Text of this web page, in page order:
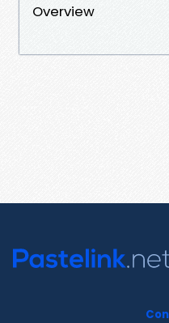
Overview